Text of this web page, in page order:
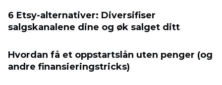
6 Etsy-alternativer: Diversifiser
salgskanalene dine og øk salget ditt
Hvordan få et oppstartslån uten penger (og
andre finansieringstricks)